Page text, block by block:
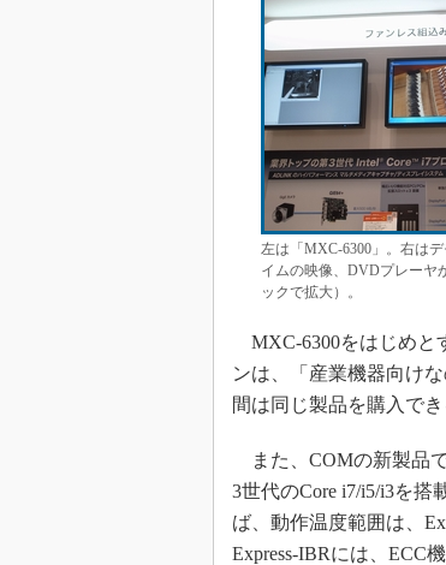
左は「MXC-6300」。右は
イムの映像、DVDプレーヤ
ックで拡大）。
MXC-6300をはじめと
ンは、「産業機器向け
間は同じ製品を購入で
また、COMの新製品
3世代のCore i7/i5/i3を搭
ば、動作温度範囲は、
Express-IBRには、ECC